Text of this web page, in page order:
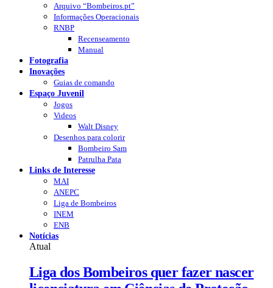
Arquivo “Bombeiros.pt”
Informações Operacionais
RNBP
Recenseamento
Manual
Fotografia
Inovações
Guias de comando
Espaço Juvenil
Jogos
Videos
Walt Disney
Desenhos para colorir
Bombeiro Sam
Patrulha Pata
Links de Interesse
MAI
ANEPC
Liga de Bombeiros
INEM
ENB
Notícias
Atual
Liga dos Bombeiros quer fazer nascer